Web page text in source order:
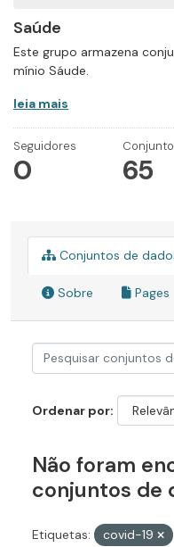
Saúde
Este grupo armazena
mínio Sáude.
leia mais
Seguidores
0 65
Conjuntos de
Sobre Pages
Ordenar por
Não foram
conjuntos de
Etiquetas: covid-19